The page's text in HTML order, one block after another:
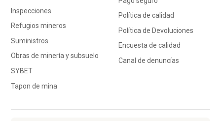
Inspecciones
Refugios mineros
Suministros
Obras de minería y subsuelo
SYBET
Tapon de mina
Política de calidad
Política de Devoluciones
Encuesta de calidad
Canal de denuncías